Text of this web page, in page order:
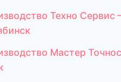
Техно Сервис
Мастер